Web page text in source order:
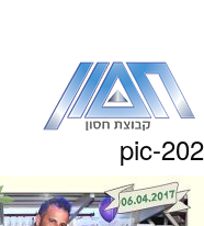
העמוד
pic-202